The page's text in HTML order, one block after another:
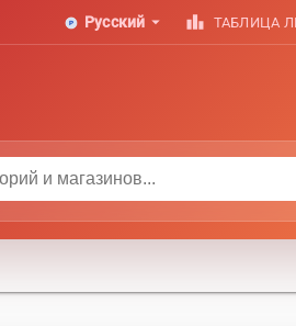
Русский arrow_drop_down leaderboard ТАБЛИЦА